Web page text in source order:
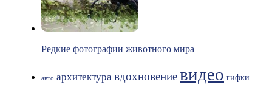
Редкие фотографии животного мира
авто архитектура вдохновениевидео гифки